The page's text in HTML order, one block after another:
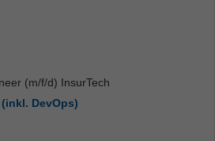
(m/f/d) InsurTech
DevOps)